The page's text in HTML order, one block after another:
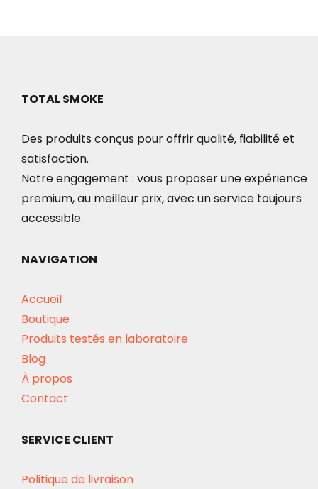
TOTAL SMOKE
Des produits conçus pour offrir qualité, fiabilité et
satisfaction.
Notre engagement : vous proposer une expérience
premium, au meilleur prix, avec un service toujours
accessible.
NAVIGATION
Accueil
Boutique
Produits testés en laboratoire
Blog
À propos
Contact
SERVICE CLIENT
Politique de livraison